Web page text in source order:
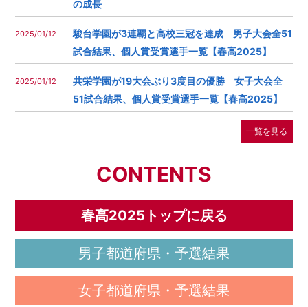
の成長
2025/01/12
駿台学園が3連覇と高校三冠を達成 男子大会全51
試合結果、個人賞受賞選手一覧【春高2025】
2025/01/12
共栄学園が19大会ぶり3度目の優勝 女子大会全
51試合結果、個人賞受賞選手一覧【春高2025】
一覧を見る
CONTENTS
春高2025トップに戻る
男子都道府県・予選結果
女子都道府県・予選結果